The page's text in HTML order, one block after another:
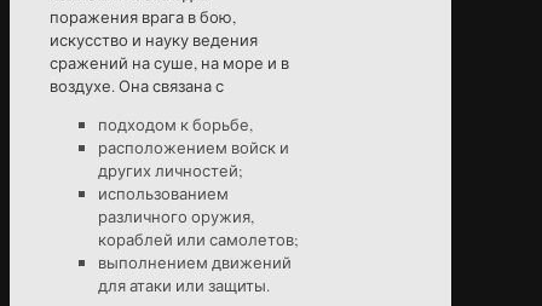
поражения врага в бою,
искусство и науку ведения
сражений на суше, на море и в
воздухе. Она связана с
подходом к борьбе,
расположением войск и
других личностей;
использованием
различного оружия,
кораблей или самолетов;
выполнением движений
для атаки или защиты.